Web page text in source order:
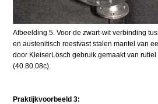
Afbeelding 5. Voor de zwart-wit verbinding
en austenitisch roestvast stalen mantel van
door KleiserLösch gebruik gemaakt van
(40.80.08c).
Praktijkvoorbeeld 3: